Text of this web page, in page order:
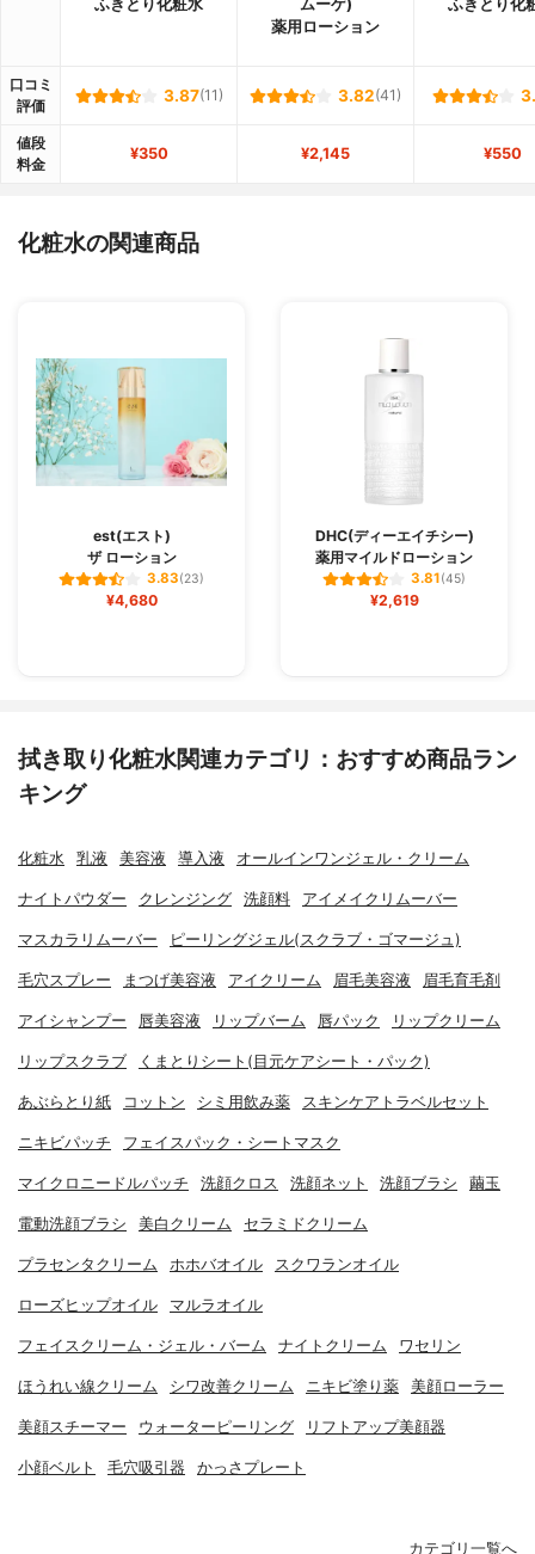
ふきとり化粧水
ムーゲ)
薬用ローション
ふきとり化
口コミ
評価
3.87(11) 3.82(41)
値段
料金
¥350 ¥2,145 ¥550
化粧水の関連商品
est(エスト)
ザ ローション
3.83(23)
¥4,680
DHC(ディーエイチシー)
薬用マイルドローション
3.81(45)
¥2,619
拭き取り化粧水関連カテゴリ：おすすめ商品ラン
キング
化粧水 乳液 美容液 導入液 オールインワンジェル・クリーム
ナイトパウダー クレンジング 洗顔料 アイメイクリムーバー
マスカラリムーバー ピーリングジェル(スクラブ・ゴマージュ)
毛穴スプレー まつげ美容液 アイクリーム 眉毛美容液 眉毛育毛剤
アイシャンプー 唇美容液 リップバーム 唇パック リップクリーム
リップスクラブ くまとりシート(目元ケアシート・パック)
あぶらとり紙 コットン シミ用飲み薬 スキンケアトラベルセット
ニキビパッチ フェイスパック・シートマスク
マイクロニードルパッチ 洗顔クロス 洗顔ネット 洗顔ブラシ 繭玉
電動洗顔ブラシ 美白クリーム セラミドクリーム
プラセンタクリーム ホホバオイル スクワランオイル
ローズヒップオイル マルラオイル
フェイスクリーム・ジェル・バーム ナイトクリーム ワセリン
ほうれい線クリーム シワ改善クリーム ニキビ塗り薬 美顔ローラー
美顔スチーマー ウォーターピーリング リフトアップ美顔器
小顔ベルト 毛穴吸引器 かっさプレート
カテゴリ一覧へ